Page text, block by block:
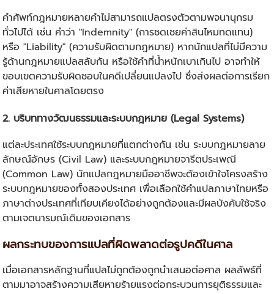
คำศัพท์กฎหมายหลายคำไม่สามารถแปลตรงตัวตามพจนานุกรม
ทั่วไปได้ เช่น คำว่า "Indemnity" (การชดเชยค่าสินไหมทดแทน)
หรือ "Liability" (ความรับผิดตามกฎหมาย) หากนักแปลที่ไม่มีความ
รู้ด้านกฎหมายแปลสลับกัน หรือใช้คำที่น้ำหนักเบาเกินไป อาจทำให้
ขอบเขตความรับผิดชอบในคดีเปลี่ยนแปลงไป ซึ่งส่งผลต่อการเรียก
ค่าเสียหายในศาลโดยตรง
2. บริบททางวัฒนธรรมและระบบกฎหมาย (Legal Systems)
แต่ละประเทศใช้ระบบกฎหมายที่แตกต่างกัน เช่น ระบบกฎหมายลาย
ลักษณ์อักษร (Civil Law) และระบบกฎหมายจารีตประเพณี
(Common Law) นักแปลกฎหมายมืออาชีพจะต้องเข้าใจโครงสร้าง
ระบบกฎหมายของทั้งสองประเทศ เพื่อเลือกใช้คำแปลภาษาไทยหรือ
ภาษาต่างประเทศที่เทียบเคียงได้อย่างถูกต้องและมีผลบังคับใช้จริง
ตามเจตนารมณ์เดิมของเอกสาร
ผลกระทบของการแปลที่ผิดพลาดต่อรูปคดีในศาล
เมื่อเอกสารหลักฐานที่แปลไม่ถูกต้องถูกนำเสนอต่อศาล ผลลัพธ์ที่
ตามมาอาจสร้างความเสียหายร้ายแรงต่อกระบวนการยุติธรรมและ